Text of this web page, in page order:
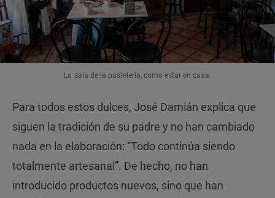
La sala de la pastelería, como estar en casa.
Para todos estos dulces, José Damián explica que
siguen la tradición de su padre y no han cambiado
nada en la elaboración: “Todo continúa siendo
totalmente artesanal”. De hecho, no han
introducido productos nuevos, sino que han